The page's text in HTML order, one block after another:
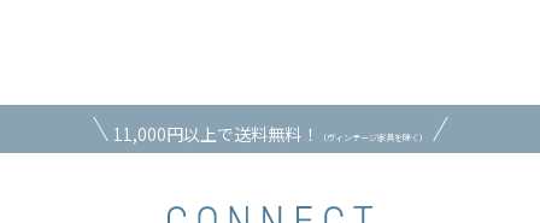
11,000円以上で送料無料！ （ヴィンテージ家具を除く）